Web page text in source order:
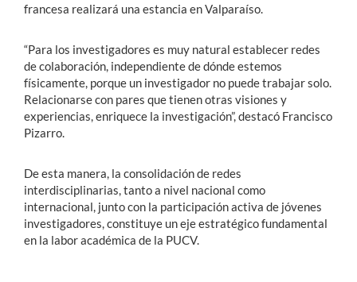
francesa realizará una estancia en Valparaíso.
“Para los investigadores es muy natural establecer redes
de colaboración, independiente de dónde estemos
físicamente, porque un investigador no puede trabajar solo.
Relacionarse con pares que tienen otras visiones y
experiencias, enriquece la investigación”, destacó Francisco
Pizarro.
De esta manera, la consolidación de redes
interdisciplinarias, tanto a nivel nacional como
internacional, junto con la participación activa de jóvenes
investigadores, constituye un eje estratégico fundamental
en la labor académica de la PUCV.